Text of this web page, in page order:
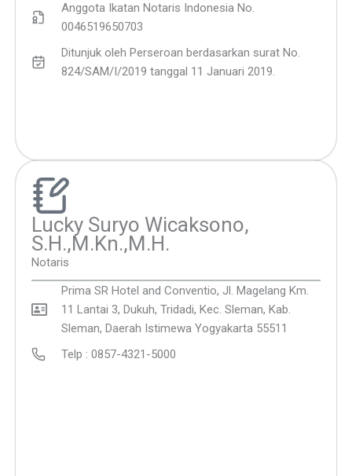
Anggota Ikatan Notaris Indonesia No.
0046519650703
Ditunjuk oleh Perseroan berdasarkan surat No.
824/SAM/I/2019 tanggal 11 Januari 2019.
Lucky Suryo Wicaksono,
S.H.,M.Kn.,M.H.
Notaris
Prima SR Hotel and Conventio, Jl. Magelang Km.
11 Lantai 3, Dukuh, Tridadi, Kec. Sleman, Kab.
Sleman, Daerah Istimewa Yogyakarta 55511
Telp : 0857-4321-5000